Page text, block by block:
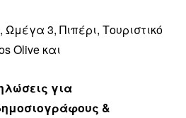
Ωμέγα 3, Πιπέρι, Τουριστικό
Olive και
για
&